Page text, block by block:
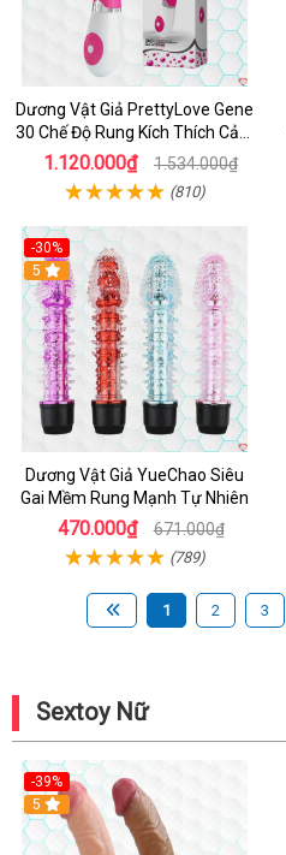
Dương Vật Giả PrettyLove Gene
30 Chế Độ Rung Kích Thích Cảm
Biến Âm Thanh
1.120.000₫ 1.534.000₫
(810)
-30%
Hot
5
Dương Vật Giả YueChao Siêu
Gai Mềm Rung Mạnh Tự Nhiên
470.000₫ 671.000₫
(789)
1 2 3
Sextoy Nữ
-39%
Hot
5